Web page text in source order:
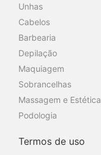
Unhas
Cabelos
Barbearia
Depilação
Maquiagem
Sobrancelhas
Massagem e Estética
Podologia
Termos de uso